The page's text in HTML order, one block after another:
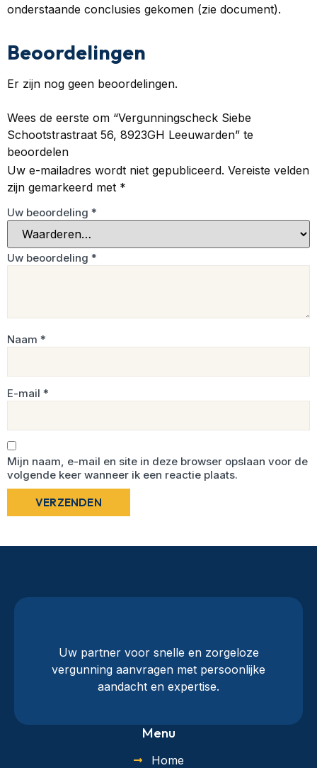
onderstaande conclusies gekomen (zie document).
Beoordelingen
Er zijn nog geen beoordelingen.
Wees de eerste om “Vergunningscheck Siebe
Schootstrastraat 56, 8923GH Leeuwarden” te
beoordelen
Uw e-mailadres wordt niet gepubliceerd. Vereiste velden
zijn gemarkeerd met *
Uw beoordeling *
Uw beoordeling *
Naam *
E-mail *
Mijn naam, e-mail en site in deze browser opslaan voor de
volgende keer wanneer ik een reactie plaats.
Uw partner voor snelle en zorgeloze
vergunning aanvragen met persoonlijke
aandacht en expertise.
Menu
Home